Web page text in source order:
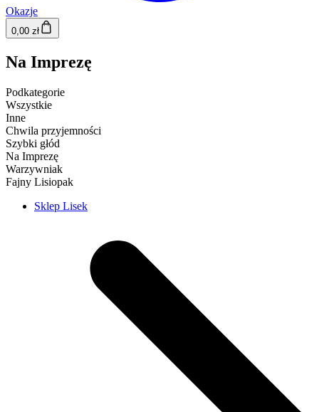
Okazje
0,00 zł
Na Imprezę
Podkategorie
Wszystkie
Inne
Chwila przyjemności
Szybki głód
Na Imprezę
Warzywniak
Fajny Lisiopak
Sklep Lisek